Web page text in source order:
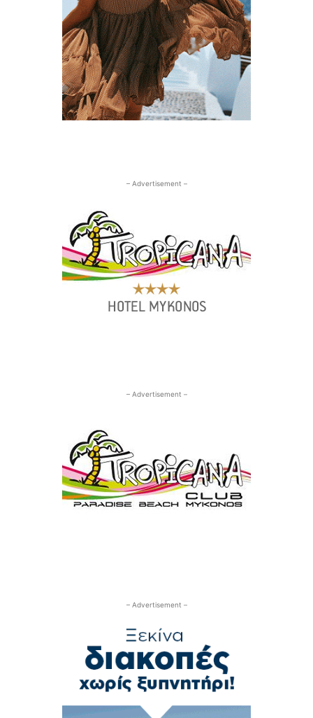
– Advertisement –
– Advertisement –
– Advertisement –